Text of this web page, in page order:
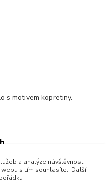
s motivem kopretiny.
a analýze návštěvnosti
s tím souhlasíte.| Další